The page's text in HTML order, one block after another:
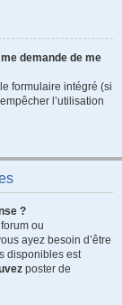
demande de me
formulaire intégré (si
l’utilisation
?
ou
ayez besoin d’être
disponibles est
poster de